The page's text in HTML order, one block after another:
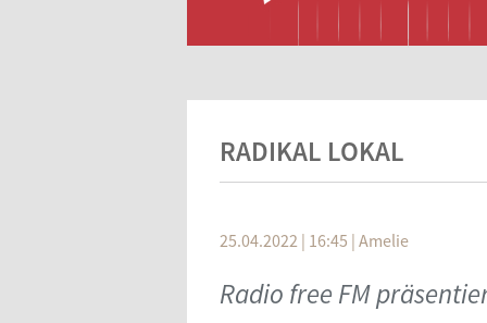
RADIKAL LOKAL
25.04.2022 | 16:45 | Amelie
Radio free FM